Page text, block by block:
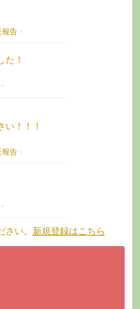
報告 -
た！
-
い！！！
報告 -
-
さい。 新規登録はこちら